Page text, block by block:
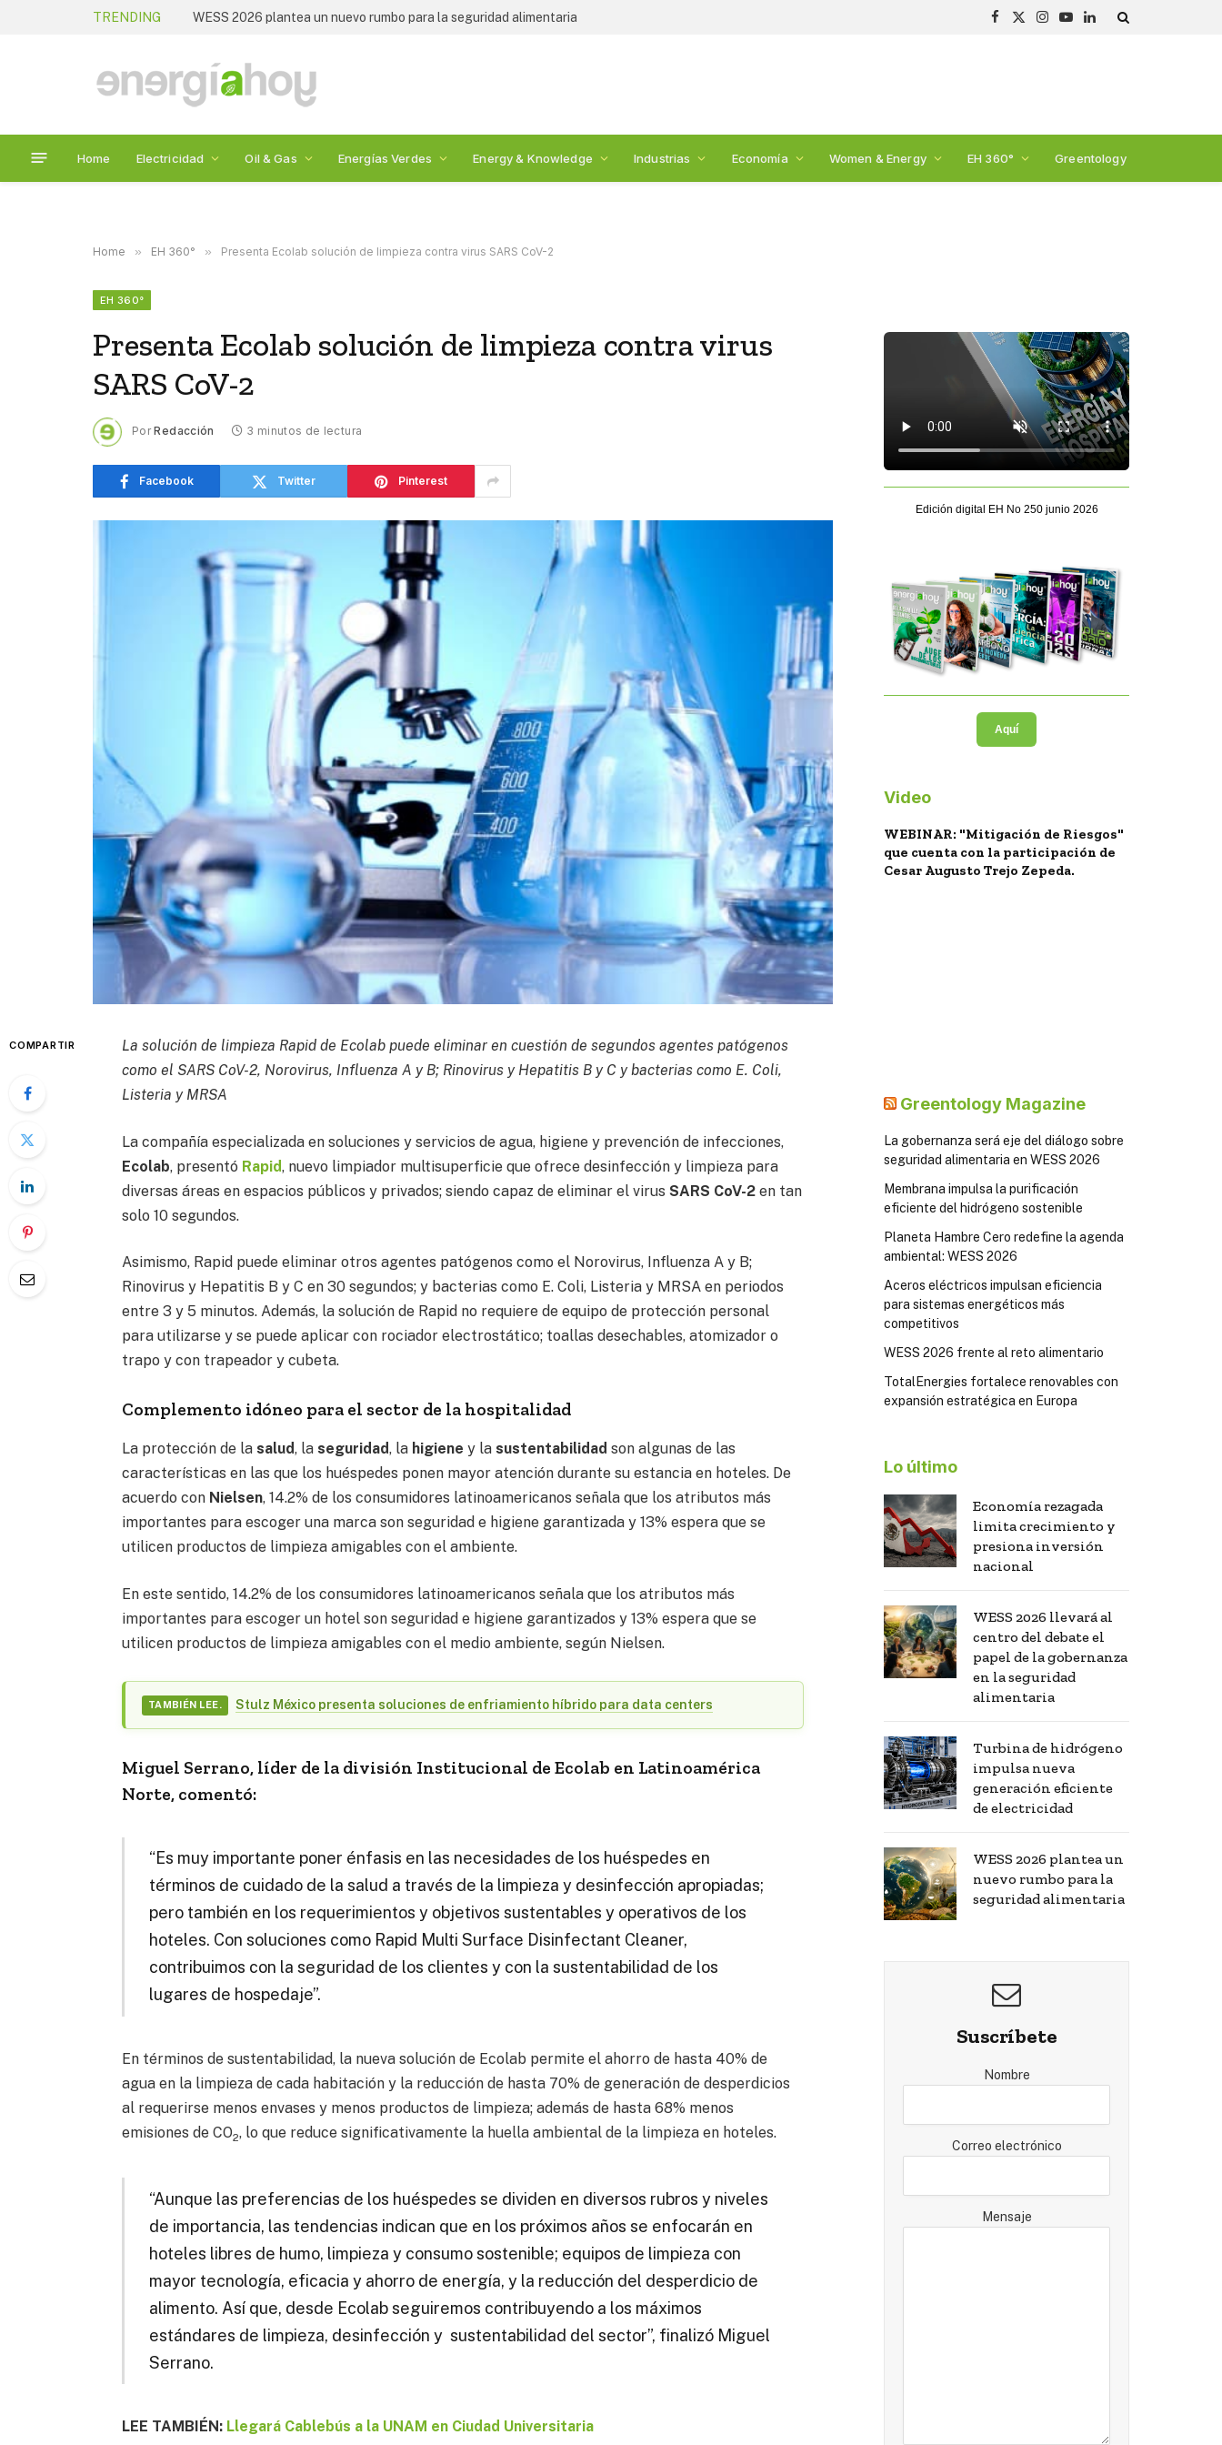
TRENDING WESS 2026 plantea un nuevo rumbo para la seguridad alimentaria
Facebook
X
Instagram
YouTubeLinkedIn
Home Electricidad Oil & Gas Energías Verdes Energy & Knowledge Industrias Economía Women & Energy EH 360° Greentology
Home » EH 360° » Presenta Ecolab solución de limpieza contra virus SARS CoV-2
EH 360°
Presenta Ecolab solución de limpieza contra virus
SARS CoV-2
Por Redacción 3 minutos de lectura
Facebook Twitter Pinterest
COMPARTIR
La solución de limpieza Rapid de Ecolab puede eliminar en cuestión de segundos agentes patógenos
como el SARS CoV-2, Norovirus, Influenza A y B; Rinovirus y Hepatitis B y C y bacterias como E. Coli,
Listeria y MRSA
La compañía especializada en soluciones y servicios de agua, higiene y prevención de infecciones,
Ecolab, presentó Rapid, nuevo limpiador multisuperficie que ofrece desinfección y limpieza para
diversas áreas en espacios públicos y privados; siendo capaz de eliminar el virusSARS CoV-2 en tan
solo 10 segundos.
Asimismo, Rapid puede eliminar otros agentes patógenos como el Norovirus, Influenza A y B;
Rinovirus y Hepatitis B y C en 30 segundos; y bacterias como E. Coli, Listeria y MRSA en periodos
entre 3 y 5 minutos. Además, la solución de Rapid no requiere de equipo de protección personal
para utilizarse y se puede aplicar con rociador electrostático; toallas desechables, atomizador o
trapo y con trapeador y cubeta.
Complemento idóneo para el sector de la hospitalidad
La protección de lasalud, laseguridad, la higiene y lasustentabilidad son algunas de las
características en las que los huéspedes ponen mayor atención durante su estancia en hoteles. De
acuerdo con Nielsen, 14.2% de los consumidores latinoamericanos señala que los atributos más
importantes para escoger una marca son seguridad e higiene garantizada y 13% espera que se
utilicen productos de limpieza amigables con el ambiente.
En este sentido, 14.2% de los consumidores latinoamericanos señala que los atributos más
importantes para escoger un hotel son seguridad e higiene garantizados y 13% espera que se
utilicen productos de limpieza amigables con el medio ambiente, según Nielsen.
TAMBIÉN LEE. Stulz México presenta soluciones de enfriamiento híbrido para data centers
Miguel Serrano, líder de la división Institucional de Ecolab en Latinoamérica
Norte, comentó:
“Es muy importante poner énfasis en las necesidades de los huéspedes en
términos de cuidado de la salud a través de la limpieza y desinfección apropiadas;
pero también en los requerimientos y objetivos sustentables y operativos de los
hoteles. Con soluciones como Rapid Multi Surface Disinfectant Cleaner,
contribuimos con la seguridad de los clientes y con la sustentabilidad de los
lugares de hospedaje”.
En términos de sustentabilidad, la nueva solución de Ecolab permite el ahorro de hasta 40% de
agua en la limpieza de cada habitación y la reducción de hasta 70% de generación de desperdicios
al requerirse menos envases y menos productos de limpieza; además de hasta 68% menos
emisiones de CO2, lo que reduce significativamente la huella ambiental de la limpieza en hoteles.
“Aunque las preferencias de los huéspedes se dividen en diversos rubros y niveles
de importancia, las tendencias indican que en los próximos años se enfocarán en
hoteles libres de humo, limpieza y consumo sostenible; equipos de limpieza con
mayor tecnología, eficacia y ahorro de energía, y la reducción del desperdicio de
alimento. Así que, desde Ecolab seguiremos contribuyendo a los máximos
estándares de limpieza, desinfección y sustentabilidad del sector”, finalizó Miguel
Serrano.
LEE TAMBIÉN: Llegará Cablebús a la UNAM en Ciudad Universitaria
Edición digital EH No 250 junio 2026
Aquí
Video
WEBINAR: "Mitigación de Riesgos"
que cuenta con la participación de
Cesar Augusto Trejo Zepeda.
Greentology Magazine
La gobernanza será eje del diálogo sobre
seguridad alimentaria en WESS 2026
Membrana impulsa la purificación
eficiente del hidrógeno sostenible
Planeta Hambre Cero redefine la agenda
ambiental: WESS 2026
Aceros eléctricos impulsan eficiencia
para sistemas energéticos más
competitivos
WESS 2026 frente al reto alimentario
TotalEnergies fortalece renovables con
expansión estratégica en Europa
Lo último
Economía rezagada
limita crecimiento y
presiona inversión
nacional
WESS 2026 llevará al
centro del debate el
papel de la gobernanza
en la seguridad
alimentaria
Turbina de hidrógeno
impulsa nueva
generación eficiente
de electricidad
WESS 2026 plantea un
nuevo rumbo para la
seguridad alimentaria
Suscríbete
Nombre
Correo electrónico
Mensaje